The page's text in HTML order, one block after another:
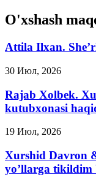
O'xshash
Attila Ilxan.
30 Июл, 2026
Rajab Xolbek.
kutubxonasi
19 Июл, 2026
Xurshid Davron
yo’llarga